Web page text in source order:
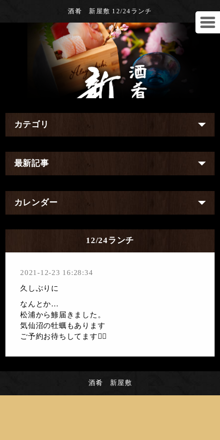
酒肴 新屋敷 12/24ランチ
カテゴリ
最新記事
カレンダー
12/24ランチ
2021-12-23 16:28:34
久しぶりに
なんとか…
松浦から鯵届きました。
気仙沼の牡蠣もあります
ご予約お待ちしてます🙇‍♀️
酒肴 新屋敷